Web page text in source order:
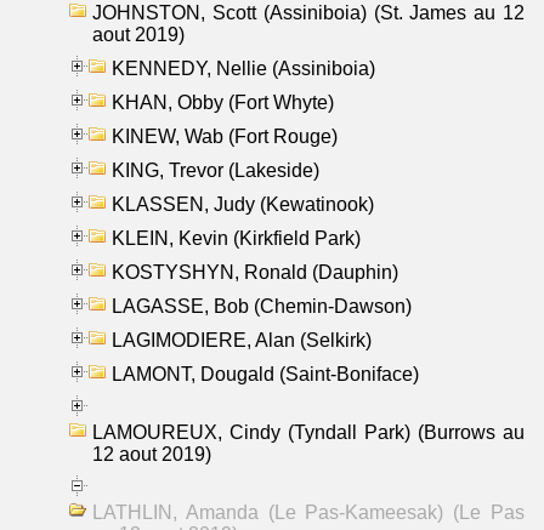
JOHNSTON, Scott (Assiniboia) (St. James au 12
aout 2019)
KENNEDY, Nellie (Assiniboia)
KHAN, Obby (Fort Whyte)
KINEW, Wab (Fort Rouge)
KING, Trevor (Lakeside)
KLASSEN, Judy (Kewatinook)
KLEIN, Kevin (Kirkfield Park)
KOSTYSHYN, Ronald (Dauphin)
LAGASSE, Bob (Chemin-Dawson)
LAGIMODIERE, Alan (Selkirk)
LAMONT, Dougald (Saint-Boniface)
LAMOUREUX, Cindy (Tyndall Park) (Burrows au
12 aout 2019)
LATHLIN, Amanda (Le Pas-Kameesak) (Le Pas